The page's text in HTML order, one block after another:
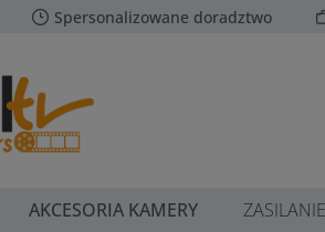
nawigacjiSpersonalizowane doradztwo
AKCESORIA KAMERY ZASILANIE